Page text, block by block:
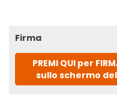
Firma
PREMI QUI per
sullo schermo